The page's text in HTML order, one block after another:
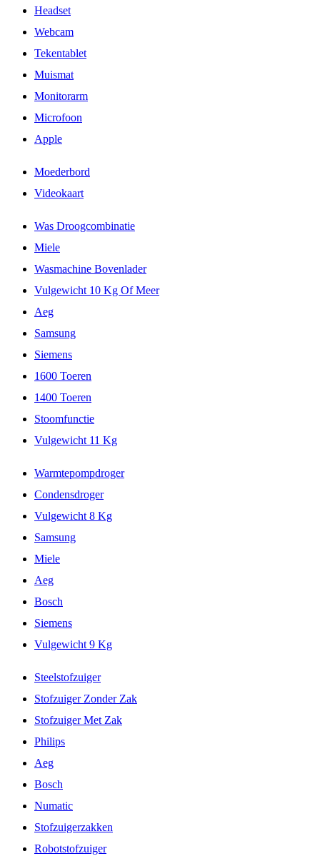
Headset
Webcam
Tekentablet
Muismat
Monitorarm
Microfoon
Apple
Moederbord
Videokaart
Was Droogcombinatie
Miele
Wasmachine Bovenlader
Vulgewicht 10 Kg Of Meer
Aeg
Samsung
Siemens
1600 Toeren
1400 Toeren
Stoomfunctie
Vulgewicht 11 Kg
Warmtepompdroger
Condensdroger
Vulgewicht 8 Kg
Samsung
Miele
Aeg
Bosch
Siemens
Vulgewicht 9 Kg
Steelstofzuiger
Stofzuiger Zonder Zak
Stofzuiger Met Zak
Philips
Aeg
Bosch
Numatic
Stofzuigerzakken
Robotstofzuiger